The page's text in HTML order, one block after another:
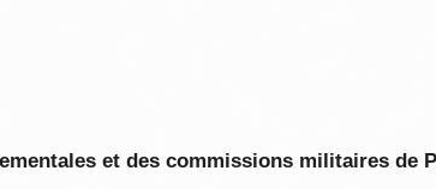
et des commissions militaires de